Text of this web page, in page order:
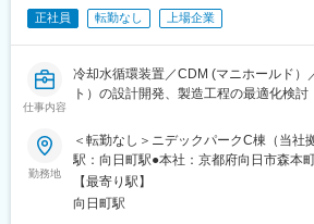
正社員 転勤なし 上場企業
仕事内容
冷却水循環装置／CDM (マニホールド）
ト）の設計開発、製造工程の最適化検討
勤務地
＜転勤なし＞ニデックパークC棟（当社
駅：向日町駅●本社：京都府向日市森本
クC棟＜アクセス＞JR京都線「向日町駅
煙対策／敷地内全面禁煙
【最寄り駅】
向日町駅